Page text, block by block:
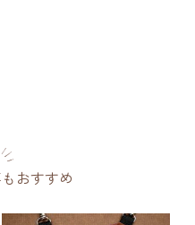
おすすめ